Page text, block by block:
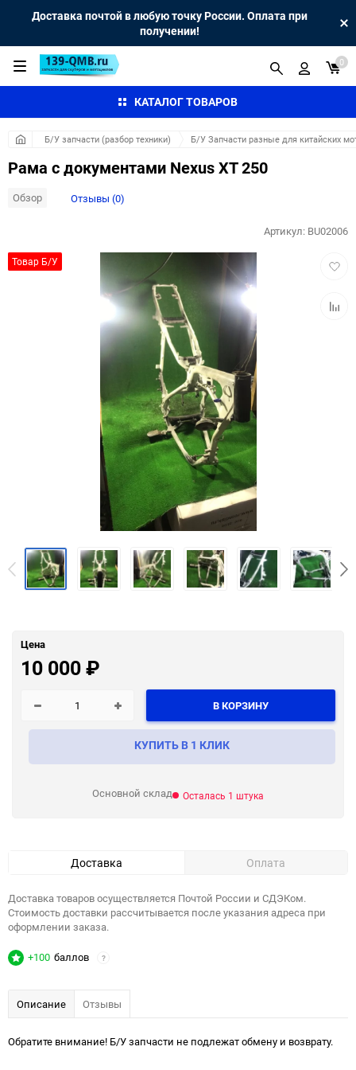
Доставка почтой в любую точку России. Оплата при
получении!
КАТАЛОГ ТОВАРОВ
0
Б/У запчасти (разбор техники) Б/У Запчасти разные для китайских
Рама с документами Nexus XT 250
Обзор Отзывы (0)
Товар Б/У
Артикул: BU02006
Цена
10 000₽
В КОРЗИНУ
КУПИТЬ В 1 КЛИК
Основной склад Осталась 1 штука
Доставка Оплата
Доставка товаров осуществляется Почтой России и СДЭКом.
Стоимость доставки рассчитывается после указания адреса при
оформлении заказа.
+100 баллов ?
Описание Отзывы
Обратите внимание! Б/У запчасти не подлежат обмену и возврату.